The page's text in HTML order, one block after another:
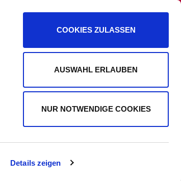
Details zeigen
COOKIES ZULASSEN
AUSWAHL ERLAUBEN
NUR NOTWENDIGE COOKIES
PROMIPLANET EXKLUSIV